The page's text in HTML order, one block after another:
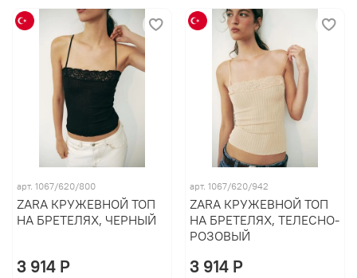
арт. 1067/620/800
ZARA КРУЖЕВНОЙ ТОП
НА БРЕТЕЛЯХ, ЧЕРНЫЙ
3 914 P
арт. 1067/620/942
ZARA КРУЖЕВНОЙ ТОП
НА БРЕТЕЛЯХ, ТЕЛЕСНО-
РОЗОВЫЙ
3 914 P